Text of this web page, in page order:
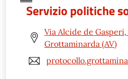
Servizio politiche
Via Alcide de
Grottaminarda (AV)